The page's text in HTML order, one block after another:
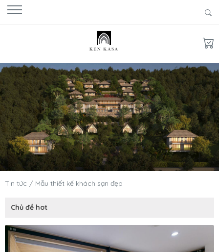
Tin tức Mẫu thiết kế khách sạn đẹp
Chủ đề hot